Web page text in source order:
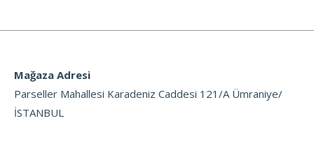
Mağaza Adresi
Parseller Mahallesi Karadeniz Caddesi 121/A Ümraniye/
İSTANBUL